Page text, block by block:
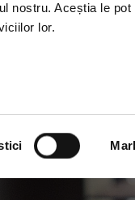
nostru. Aceștia le
lor.